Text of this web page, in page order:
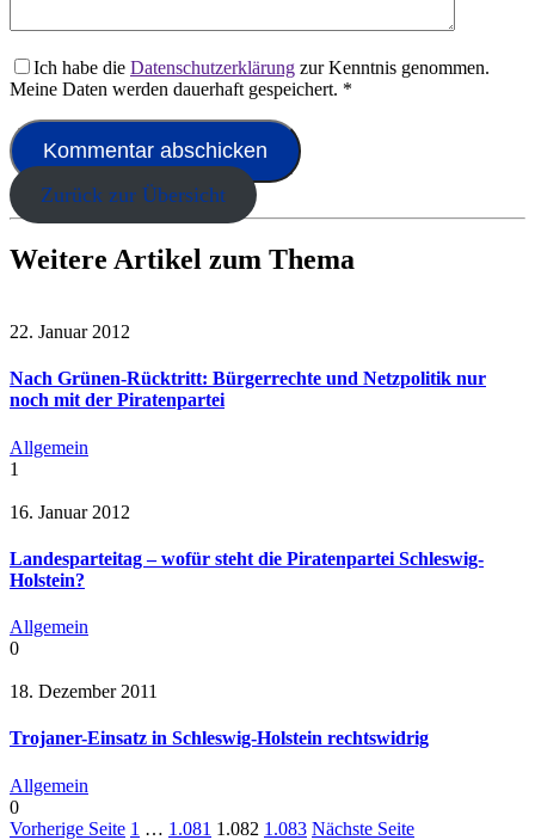
Ich habe die Datenschutzerklärung zur Kenntnis genommen.
Meine Daten werden dauerhaft gespeichert. *
Zurück zur Übersicht
Weitere Artikel zum Thema
22. Januar 2012
Nach Grünen-Rücktritt: Bürgerrechte und Netzpolitik nur
noch mit der Piratenpartei
Allgemein
1
16. Januar 2012
Landesparteitag – wofür steht die Piratenpartei Schleswig-
Holstein?
Allgemein
0
18. Dezember 2011
Trojaner-Einsatz in Schleswig-Holstein rechtswidrig
Allgemein
0
Vorherige Seite 1 … 1.081 1.082 1.083 Nächste Seite